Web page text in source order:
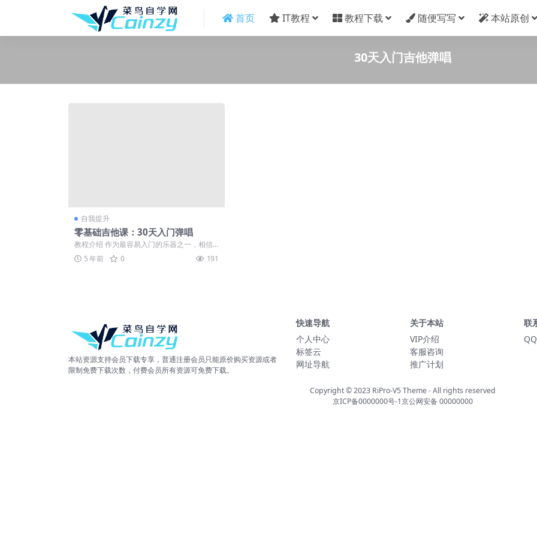
首页 IT教程 教程下载 随便写写 本站原创
30天入门吉他弹唱
自我提升
零基础吉他课：30天入门弹唱
教程介绍 作为最容易入门的乐器之一，相信
很多人一定学过吉他，或者在想学吉他的路
上...5 年前 0 191
本站资源支持会员下载专享，普通注册会员只能原价购买资源或者
限制免费下载次数，付费会员所有资源可免费下载。
快速导航
个人中心
标签云
网址导航
关于本站
VIP介绍
客服咨询
推广计划
联
Copyright © 2023 RiPro-V5 Theme- All rights reserved
京ICP备0000000号-1京公网安备 00000000